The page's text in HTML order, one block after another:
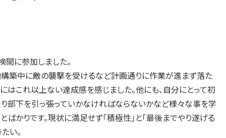
に参加しました。
構築中に敵の襲撃を受けるなど計画通りに作業が進まず落た
これ以上ない達成感を感じました。他にも、自分にとって初
部下を引っ張っていかなければならないかなど様々な事を学
かりです。現状に満足せず「積極性」と「最後までやり遂げる
い。